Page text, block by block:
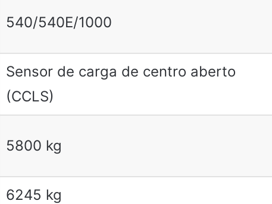
540/540E/1000
Sensor de carga de centro aberto
(CCLS)
5800 kg
6245 kg